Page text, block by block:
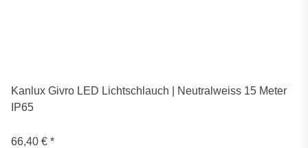
Kanlux Givro LED Lichtschlauch | Neutralweiss 15 Meter
IP65
66,40 € *